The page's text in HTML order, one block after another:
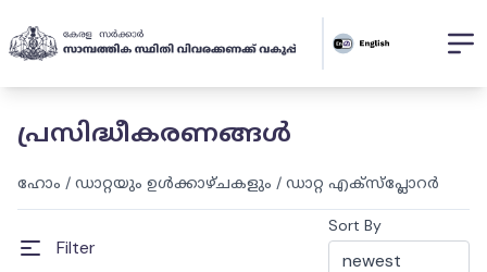
പ്രസിദ്ധീകരണങ്ങൾ
ഹോം / ഡാറ്റയും ഉൾക്കാഴ്ചകളും / ഡാറ്റ എക്സ്പ്ലോറർ
Filter
Sort By